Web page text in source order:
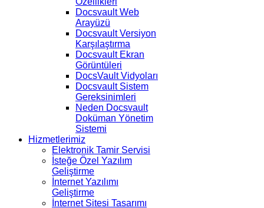
Docsvault Web
Arayüzü
Docsvault Versiyon
Karşılaştırma
Docsvault Ekran
Görüntüleri
DocsVault Vidyoları
Docsvault Sistem
Gereksinimleri
Neden Docsvault
Doküman Yönetim
Sistemi
Hizmetlerimiz
Elektronik Tamir Servisi
İsteğe Özel Yazılım
Geliştirme
İnternet Yazılımı
Geliştirme
İnternet Sitesi Tasarımı